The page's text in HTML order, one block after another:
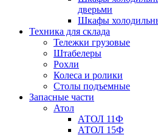
дверьми
Шкафы
Техника для склада
Тележки грузовые
Штабелеры
Рохли
Колеса и ролики
Столы подъемные
Запасные части
Атол
АТОЛ 11Ф
АТОЛ 15Ф